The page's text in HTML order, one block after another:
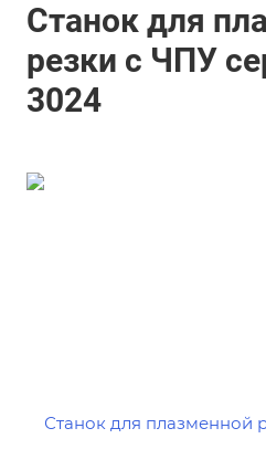
Станок для
резки с ЧПУ
3024